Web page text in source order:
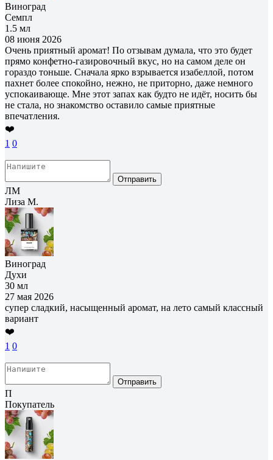
Виноград
Семпл
1.5 мл
08 июня 2026
Очень приятный аромат! По отзывам думала, что это будет
прямо конфетно-газировочный вкус, но на самом деле он
гораздо тоньше. Сначала ярко взрывается изабеллой, потом
пахнет более спокойно, нежно, не приторно, даже немного
успокаивающе. Мне этот запах как будто не идёт, носить бы
не стала, но знакомство оставило самые приятные
впечатления.
❤️
1 0
Отправить
ЛМ
Лиза М.
Виноград
Духи
30 мл
27 мая 2026
супер сладкий, насыщенный аромат, на лето самый классный
вариант
❤️
1 0
Отправить
П
Покупатель